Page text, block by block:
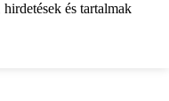
és tartalmak